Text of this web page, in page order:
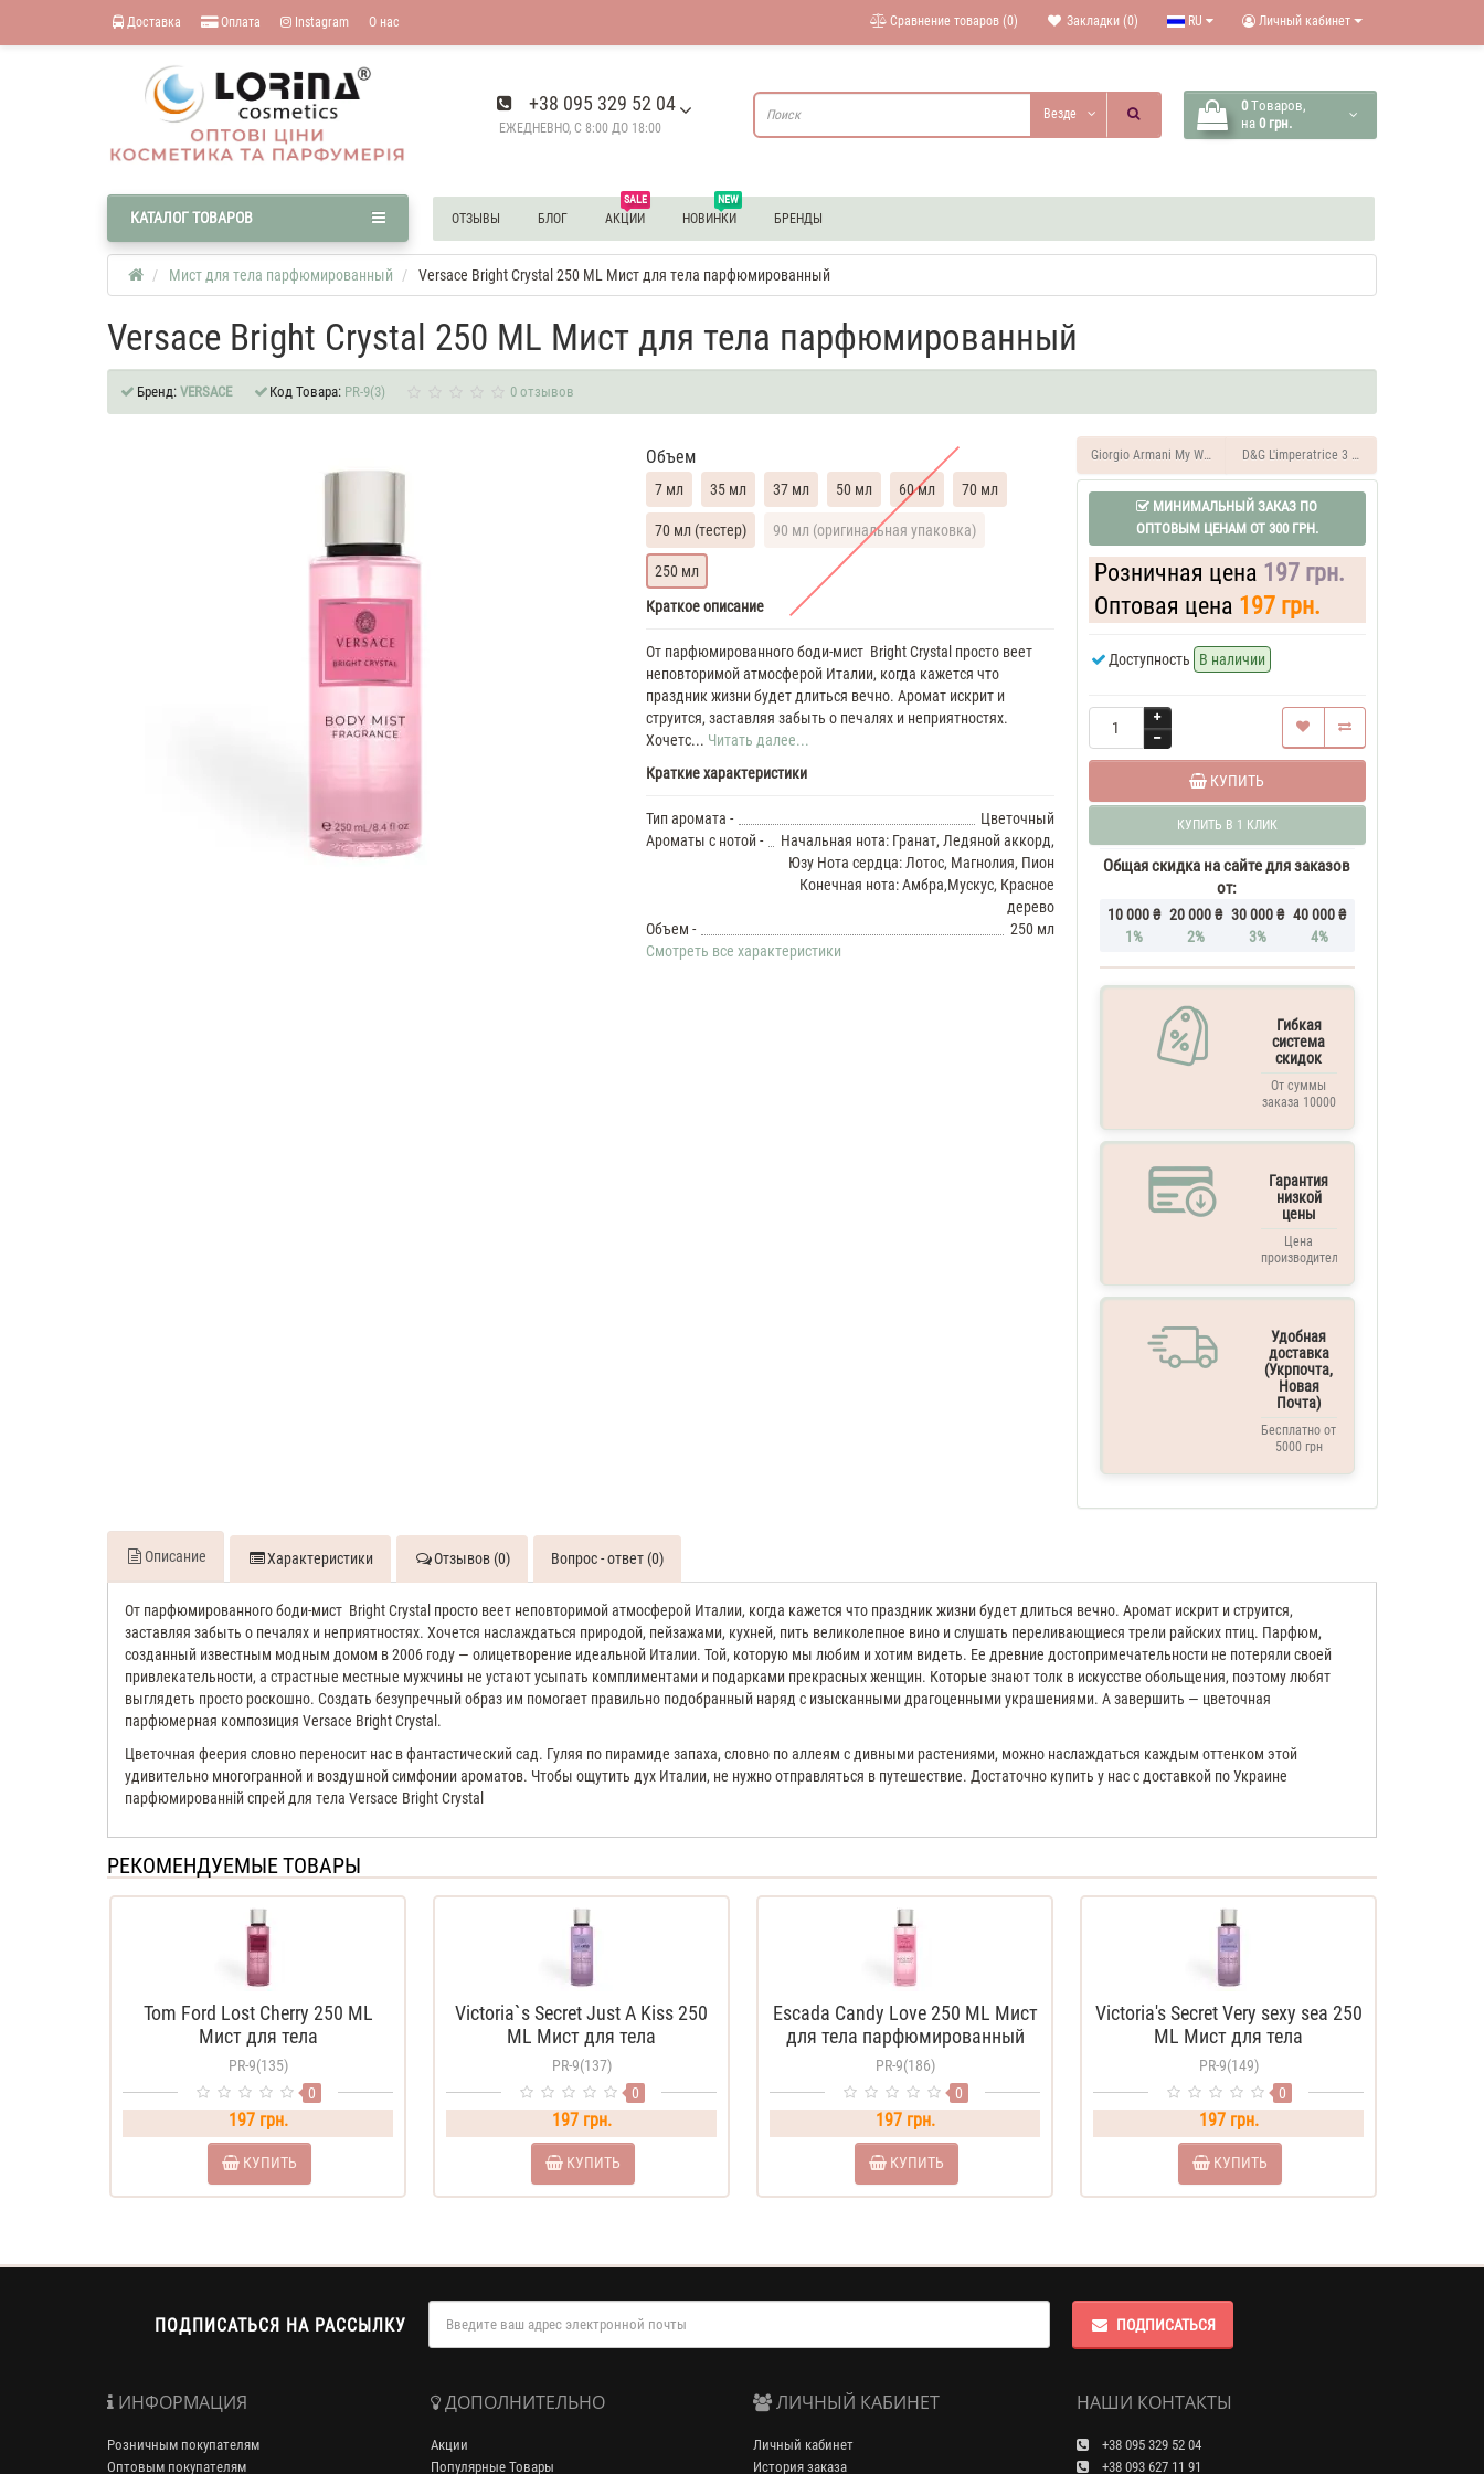
Доставка Оплата Instagram О нас Личный кабинет
RU
Закладки (0)
Сравнение товаров (0)
+38 095 329 52 04
ЕЖЕДНЕВНО, С 8:00 ДО 18:00
0 Tоваров,
на 0 грн.
Везде
ОТЗЫВЫ БЛОГ
SALE
АКЦИИ
NEW
НОВИНКИ БРЕНДЫ
КАТАЛОГ ТОВАРОВ
Мист для тела парфюмированный Versace Bright Crystal 250 ML Мист для тела парфюмированный
Versace Bright Crystal 250 ML Мист для тела парфюмированный
Бренд: VERSACE Код Товара: PR-9(3) 0 отзывов
Объем
7 мл 35 мл 37 мл 50 мл 60 мл 70 мл
70 мл (тестер) 90 мл (оригинальная упаковка)
250 мл
Versace
Crystal
Духи
женские
масляные
7
Bright
35
ML
Crystal
37
70
ML
тестер
Versace
Bright
Crystal
90
Туалетная
вода
Bright
Краткое описание
От парфюмированного боди-мист Bright Crystal просто веет
неповторимой атмосферой Италии, когда кажется что
праздник жизни будет длиться вечно. Аромат искрит и
струится, заставляя забыть о печалях и неприятностях.
Хочетс... Читать далее...
Краткие характеристики
Тип аромата -
Цветочный
Ароматы с нотой -
Начальная нота: Гранат, Ледяной аккорд,
Юзу Нота сердца: Лотос, Магнолия, Пион
Конечная нота: Амбра,Мускус, Красное
дерево
Объем -
250 мл
Смотреть все характеристики
Giorgio Armani My Way 250 ML Мист для тела парфюмированный
МИНИМАЛЬНЫЙ ЗАКАЗ ПО
ОПТОВЫМ ЦЕНАМ ОТ 300 ГРН.
Розничная цена 197 грн.
Оптовая цена 197 грн.
Доступность В наличии
КУПИТЬ
КУПИТЬ В 1 КЛИК
Общая скидка на сайте для заказов
от:
10 000 ₴
1%
20 000 ₴
2%
30 000 ₴
3%
40 000 ₴
4%
Гибкая
система
скидок
От суммы
заказа 10000
Гарантия
низкой
цены
Цена
производителя
Удобная
доставка
(Укрпочта,
Новая
Почта)
Бесплатно от
5000 грн
Описание Характеристики Отзывов (0) Вопрос - ответ (0)
От парфюмированного боди-мист Bright Crystal просто веет неповторимой атмосферой Италии, когда кажется что праздник жизни будет длиться вечно. Аромат искрит и струится,
заставляя забыть о печалях и неприятностях. Хочется наслаждаться природой, пейзажами, кухней, пить великолепное вино и слушать переливающиеся трели райских птиц. Парфюм,
созданный известным модным домом в 2006 году — олицетворение идеальной Италии. Той, которую мы любим и хотим видеть. Ее древние достопримечательности не потеряли своей
привлекательности, а страстные местные мужчины не устают усыпать комплиментами и подарками прекрасных женщин. Которые знают толк в искусстве обольщения, поэтому любят
выглядеть просто роскошно. Создать безупречный образ им помогает правильно подобранный наряд с изысканными драгоценными украшениями. А завершить — цветочная
парфюмерная композиция Versace Bright Crystal.
Цветочная феерия словно переносит нас в фантастический сад. Гуляя по пирамиде запаха, словно по аллеям с дивными растениями, можно наслаждаться каждым оттенком этой
удивительно многогранной и воздушной симфонии ароматов. Чтобы ощутить дух Италии, не нужно отправляться в путешествие. Достаточно купить у нас с доставкой по Украине
парфюмированній спрей для тела Versace Bright Crystal
РЕКОМЕНДУЕМЫЕ ТОВАРЫ
Tom Ford Lost Cherry 250 ML
Мист для тела
парфюмированный
PR-9(135)
0
197 грн.
КУПИТЬ
Victoria`s Secret Just A Kiss 250
ML Мист для тела
парфюмированный
PR-9(137)
0
197 грн.
КУПИТЬ
Escada Candy Love 250 ML Мист
для тела парфюмированный
PR-9(186)
0
197 грн.
КУПИТЬ
Victoria's Secret Very sexy sea 250
ML Мист для тела
парфюмированный
PR-9(149)
0
197 грн.
КУПИТЬ
ПОДПИСАТЬСЯ НА РАССЫЛКУ ПОДПИСАТЬСЯ
ИНФОРМАЦИЯ
Розничным покупателям
Оптовым покупателям
ДОПОЛНИТЕЛЬНО
Акции
Популярные Товары
ЛИЧНЫЙ КАБИНЕТ
Личный кабинет
История заказа
НАШИ КОНТАКТЫ
+38 095 329 52 04
+38 093 627 11 91